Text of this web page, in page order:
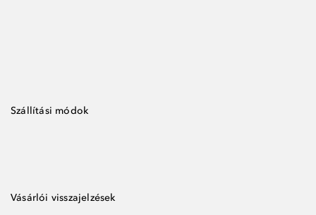
Szállítási módok
Vásárlói visszajelzések